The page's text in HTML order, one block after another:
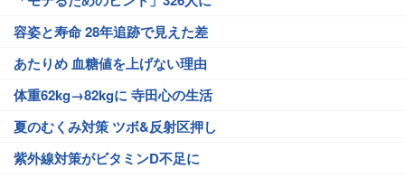
容姿と寿命 28年追跡で見えた差
あたりめ 血糖値を上げない理由
体重62kg→82kgに 寺田心の生活
夏のむくみ対策 ツボ&反射区押し
紫外線対策がビタミンD不足に